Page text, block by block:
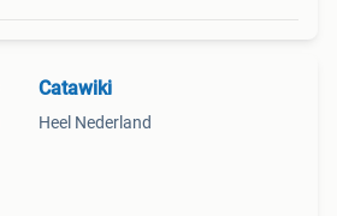
Catawiki
Heel Nederland